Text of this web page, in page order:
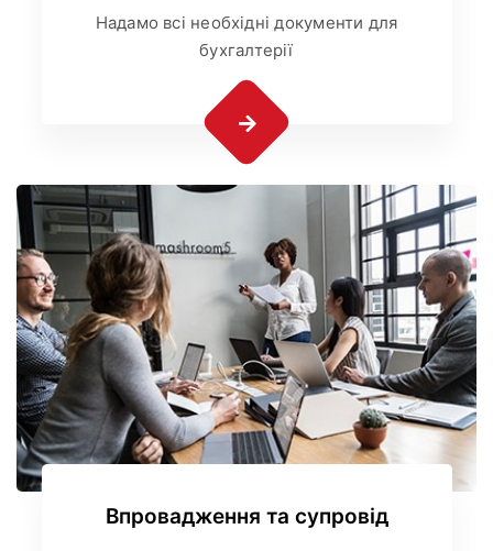
Надамо всі необхідні документи для
бухгалтерії
Впровадження та супровід